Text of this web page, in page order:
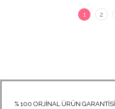
1 2
% 100 ORJİNAL ÜRÜN GARANTİSİ